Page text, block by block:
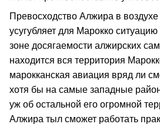
Превосходство Алжира в
усугубляет для Марокко
зоне досягаемости алжирских
находится вся территория
марокканская авиация вряд ли
хотя бы на самые западные
уж об остальной его огромной
Алжира тыл сможет работать